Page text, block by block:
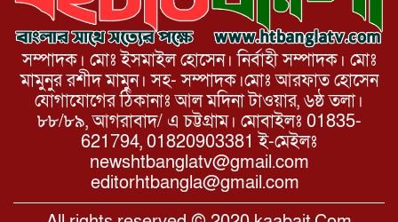
সম্পাদক। মোঃ ইসমাইল হোসেন। নির্বাহী সম্পাদক। মোঃ
মামুনুর রশীদ মামুন। সহ- সম্পাদক।মোঃ আরফাত হোসেন
যোগাযোগের ঠিকানাঃ আল মদিনা টাওয়ার, ৬ষ্ঠ তলা।
৮৮/৮৯, আগরাবাদ/ এ চট্টগ্রাম। মোবাইলঃ 01835-
621794, 01820903381 ই-মেইলঃ
newshtbanglatv@gmail.com
editorhtbangla@gmail.com